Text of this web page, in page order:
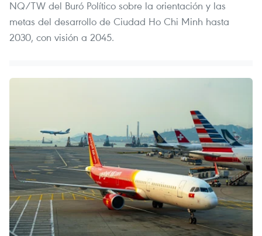
NQ/TW del Buró Político sobre la orientación y las
metas del desarrollo de Ciudad Ho Chi Minh hasta
2030, con visión a 2045.